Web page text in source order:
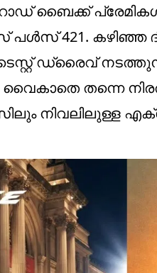
റോഡ് ബൈക്ക്
421. കഴിഞ്ഞ
ഡ്രൈവ്
തന്നെ
നിവലിലുള്ള